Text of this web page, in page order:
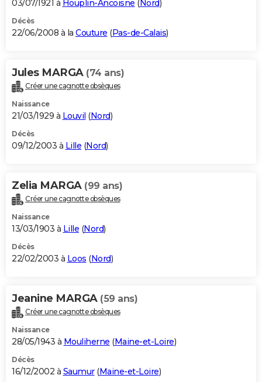
03/07/1921 à Houplin-Ancoisne ( Nord)
Décès
22/06/2008 à la Couture (Pas-de-Calais)
Jules MARGA (74 ans)
Créer une cagnotte obsèques
Naissance
21/03/1929 à Louvil (Nord)
Décès
09/12/2003 à Lille (Nord)
Zelia MARGA (99 ans)
Créer une cagnotte obsèques
Naissance
13/03/1903 à Lille (Nord)
Décès
22/02/2003 à Loos (Nord)
Jeanine MARGA (59 ans)
Créer une cagnotte obsèques
Naissance
28/05/1943 à Mouliherne (Maine-et-Loire)
Décès
16/12/2002 à Saumur(Maine-et-Loire)